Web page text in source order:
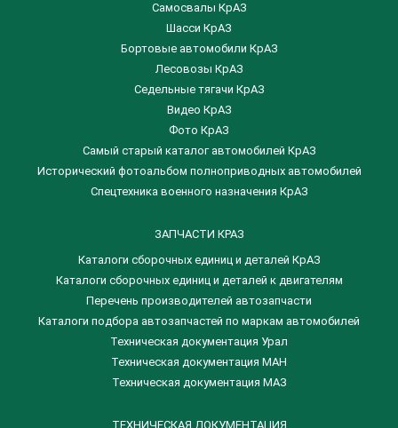
Самосвалы КрАЗ
Шасси КрАЗ
Бортовые автомобили КрАЗ
Лесовозы КрАЗ
Седельные тягачи КрАЗ
Видео КрАЗ
Фото КрАЗ
Самый старый каталог автомобилей КрАЗ
Исторический фотоальбом полноприводных автомобилей
Спецтехника военного назначения КрАЗ
ЗАПЧАСТИ КРАЗ
Каталоги сборочных единиц и деталей КрАЗ
​Каталоги сборочных единиц и деталей к двигателям
Перечень производителей автозапчасти
Каталоги подбора автозапчастей по маркам автомобилей
Техническая документация Урал
Техническая документация МАН
Техническая документация МАЗ
ТЕХНИЧЕСКАЯ ДОКУМЕНТАЦИЯ